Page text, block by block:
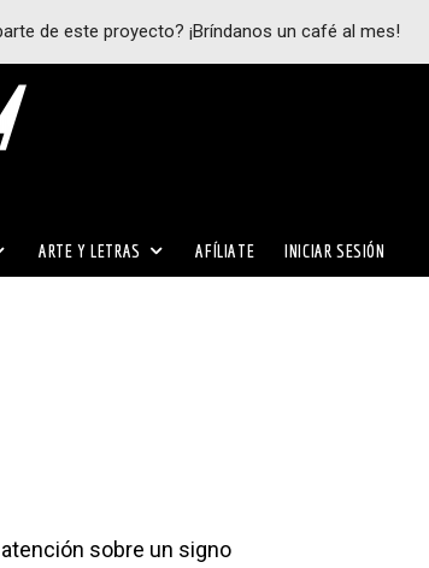
de este proyecto? ¡Bríndanos un café al mes!
ARTE Y LETRAS AFÍLIATE INICIAR SESIÓN